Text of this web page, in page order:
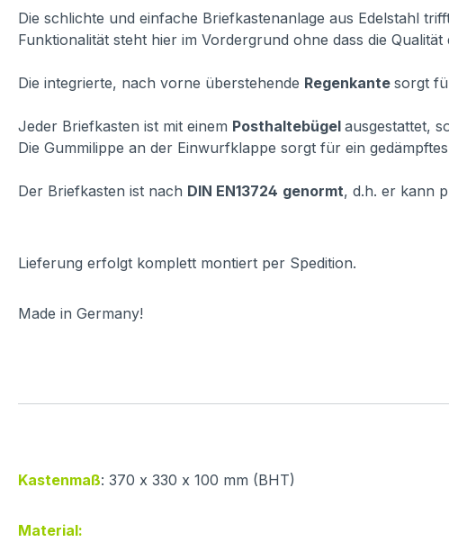
Die schlichte und einfache Briefkastenanlage aus Edelstahl
Funktionalität steht hier im Vordergrund ohne dass die Qualität
Die integrierte, nach vorne überstehende Regenkante sorgt
Jeder Briefkasten ist mit einem Posthaltebügel ausgestattet,
Die Gummilippe an der Einwurfklappe sorgt für ein
Der Briefkasten ist nach DIN EN13724 genormt, d.h. er kann
Lieferung erfolgt komplett montiert per Spedition.
Made in Germany!
Kastenmaß: 370 x 330 x 100 mm (BHT)
Material: